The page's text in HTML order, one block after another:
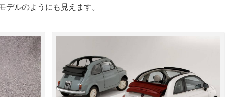
デルのようにも見えます。